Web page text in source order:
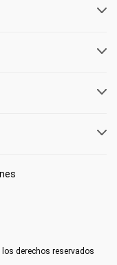
derechos reservados